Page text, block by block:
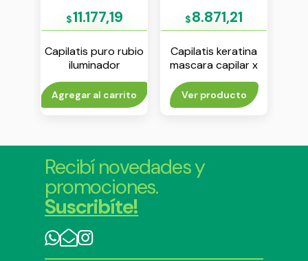
$11.177,19
Capilatis puro rubio
iluminador
shampoo x 420 ml
Agregar al carrito
$8.871,21
Capilatis keratina
mascara capilar x
170 ml
Ver producto
Recibí novedades y
promociones.
Suscribíte!